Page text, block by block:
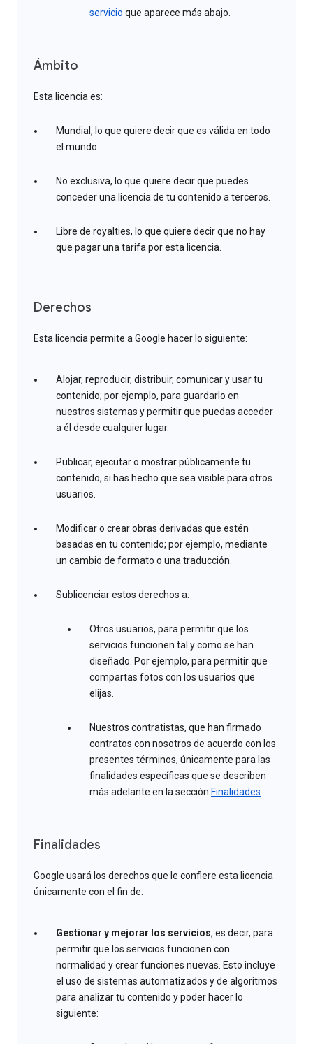
servicio que aparece más abajo.
Ámbito
Esta licencia es:
Mundial, lo que quiere decir que es válida en todo
el mundo.
No exclusiva, lo que quiere decir que puedes
conceder una licencia de tu contenido a terceros.
Libre de royalties, lo que quiere decir que no hay
que pagar una tarifa por esta licencia.
Derechos
Esta licencia permite a Google hacer lo siguiente:
Alojar, reproducir, distribuir, comunicar y usar tu
contenido; por ejemplo, para guardarlo en
nuestros sistemas y permitir que puedas acceder
a él desde cualquier lugar.
Publicar, ejecutar o mostrar públicamente tu
contenido, si has hecho que sea visible para otros
usuarios.
Modificar o crear obras derivadas que estén
basadas en tu contenido; por ejemplo, mediante
un cambio de formato o una traducción.
Sublicenciar estos derechos a:
Otros usuarios, para permitir que los
servicios funcionen tal y como se han
diseñado. Por ejemplo, para permitir que
compartas fotos con los usuarios que
elijas.
Nuestros contratistas, que han firmado
contratos con nosotros de acuerdo con los
presentes términos, únicamente para las
finalidades específicas que se describen
más adelante en la sección Finalidades
Finalidades
Google usará los derechos que le confiere esta licencia
únicamente con el fin de:
Gestionar y mejorar los servicios, es decir, para
permitir que los servicios funcionen con
normalidad y crear funciones nuevas. Esto incluye
el uso de sistemas automatizados y de algoritmos
para analizar tu contenido y poder hacer lo
siguiente: